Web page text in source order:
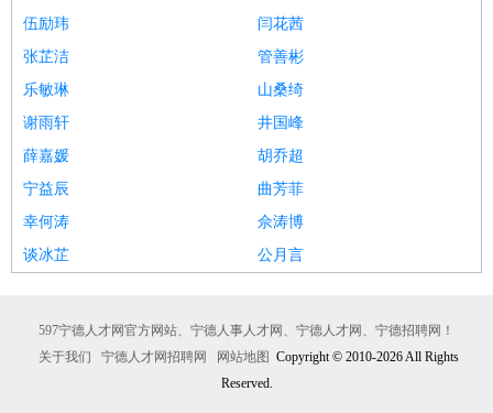
伍励玮
闫花茜
张芷洁
管善彬
乐敏琳
山桑绮
谢雨轩
井国峰
薛嘉媛
胡乔超
宁益辰
曲芳菲
幸何涛
佘涛博
谈冰芷
公月言
597宁德人才网官方网站、宁德人事人才网、宁德人才网、宁德招聘网！
关于我们
宁德人才网招聘网 网站地图 Copyright © 2010-2026 All Rights
Reserved.